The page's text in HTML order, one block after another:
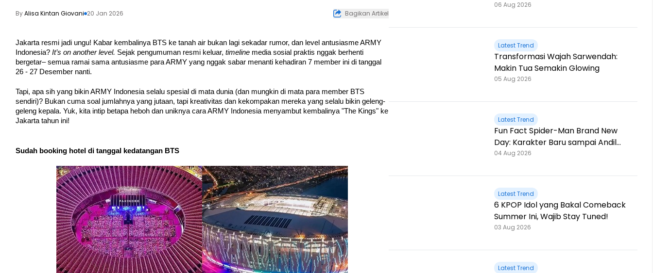
ByAlisa Kintan Giovani 20 Jan 2026 Bagikan Artikel
Jakarta resmi jadi ungu! Kabar kembalinya BTS ke tanah air bukan lagi sekadar rumor, dan level antusiasme ARMY
Indonesia? It’s on another level. Sejak pengumuman resmi keluar, timeline media sosial praktis nggak berhenti
bergetar– semua ramai sama antusiasme para ARMY yang nggak sabar menanti kehadiran 7 member ini di tanggal
26 - 27 Desember nanti.
Tapi, apa sih yang bikin ARMY Indonesia selalu spesial di mata dunia (dan mungkin di mata para member BTS
sendiri)? Bukan cuma soal jumlahnya yang jutaan, tapi kreativitas dan kekompakan mereka yang selalu bikin geleng-
geleng kepala. Yuk, kita intip betapa heboh dan uniknya cara ARMY Indonesia menyambut kembalinya "The Kings" ke
Jakarta tahun ini!
Sudah booking hotel di tanggal kedatangan BTS
06 Aug 2026
Latest Trend
Transformasi Wajah Sarwendah:
Makin Tua Semakin Glowing
05 Aug 2026
Latest Trend
Fun Fact Spider-Man Brand New
Day: Karakter Baru sampai Andil
Jackie Chan!
04 Aug 2026
Latest Trend
6 KPOP Idol yang Bakal Comeback
Summer Ini, Wajib Stay Tuned!
03 Aug 2026
Latest Trend